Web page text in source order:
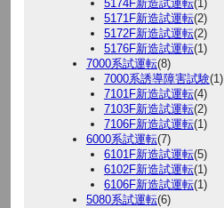
5174F新造試運転(1)
5171F新造試運転(2)
5172F新造試運転(2)
5176F新造試運転(1)
7000系試運転(8)
7000系誘導障害試験(1)
7101F新造試運転(4)
7103F新造試運転(2)
7106F新造試運転(1)
6000系試運転(7)
6101F新造試運転(5)
6102F新造試運転(1)
6106F新造試運転(1)
5080系試運転(6)